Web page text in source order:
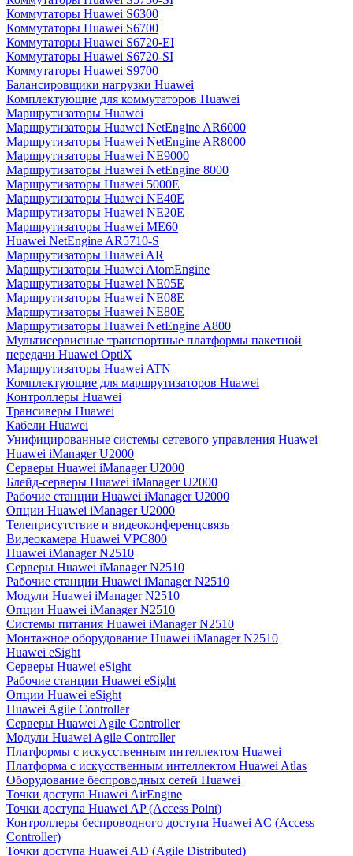
Коммутаторы Huawei S6300
Коммутаторы Huawei S6700
Коммутаторы Huawei S6720-EI
Коммутаторы Huawei S6720-SI
Коммутаторы Huawei S9700
Балансировщики нагрузки Huawei
Комплектующие для коммутаторов Huawei
Маршрутизаторы Huawei
Маршрутизаторы Huawei NetEngine AR6000
Маршрутизаторы Huawei NetEngine AR8000
Маршрутизаторы Huawei NE9000
Маршрутизаторы Huawei NetEngine 8000
Маршрутизаторы Huawei 5000E
Маршрутизаторы Huawei NE40E
Маршрутизаторы Huawei NE20E
Маршрутизаторы Huawei ME60
Huawei NetEngine AR5710-S
Маршрутизаторы Huawei AR
Маршрутизаторы Huawei AtomEngine
Маршрутизаторы Huawei NE05E
Маршрутизаторы Huawei NE08E
Маршрутизаторы Huawei NE80E
Маршрутизаторы Huawei NetEngine A800
Мультисервисные транспортные платформы пакетной
передачи Huawei OptiX
Маршрутизаторы Huawei ATN
Комплектующие для маршрутизаторов Huawei
Контроллеры Huawei
Трансиверы Huawei
Кабели Huawei
Унифицированные системы сетевого управления Huawei
Huawei iManager U2000
Серверы Huawei iManager U2000
Блейд-серверы Huawei iManager U2000
Рабочие станции Huawei iManager U2000
Опции Huawei iManager U2000
Телеприсутствие и видеоконференцсвязь
Видеокамера Huawei VPC800
Huawei iManager N2510
Серверы Huawei iManager N2510
Рабочие станции Huawei iManager N2510
Модули Huawei iManager N2510
Опции Huawei iManager N2510
Системы питания Huawei iManager N2510
Монтажное оборудование Huawei iManager N2510
Huawei eSight
Серверы Huawei eSight
Рабочие станции Huawei eSight
Опции Huawei eSight
Huawei Agile Controller
Серверы Huawei Agile Controller
Модули Huawei Agile Controller
Платформы с искусственным интеллектом Huawei
Платформа с искусственным интеллектом Huawei Atlas
Оборудование беспроводных сетей Huawei
Точки доступа Huawei AirEngine
Точки доступа Huawei AP (Access Point)
Контроллеры беспроводного доступа Huawei AC (Access
Controller)
Точки доступа Huawei AD (Agile Distributed)